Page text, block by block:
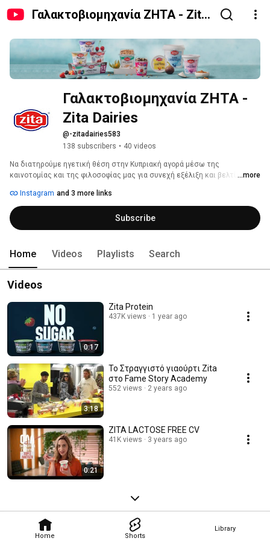
Γαλακτοβιομηχανία ΖΗΤΑ - Zita
Home Shorts
Library
Γαλακτοβιομηχανία ΖΗΤΑ -
Zita Dairies
@-zitadairies583
138 subscribers • 40 videos
Να διατηρούμε ηγετική θέση στην Κυπριακή αγορά μέσω της
καινοτομίας και της φιλοσοφίας μας για συνεχή εξέλιξη και βελτίωση
αγορά γιαουρτιού καθιστώντας το Brand Zita σημείο αναφοράς στον
κλάδο.
...more
Instagram and 3 more links
Subscribe
Home Videos Playlists Search
Videos
0:17
Zita Protein
437K views 1 year ago
3:18
Το Στραγγιστό γιαούρτι Zita
στο Fame Story Academy
552 views 2 years ago
0:21
ZITA LACTOSE FREE CV
41K views 3 years ago